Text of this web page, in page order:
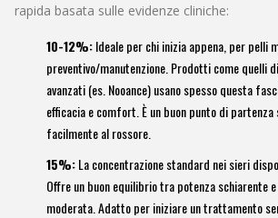
rapida basata sulle evidenze cliniche:
10-12%:Ideale per chi inizia appena, per pelli
preventivo/manutenzione. Prodotti come quelli
avanzati (es. Nooance) usano spesso questa
efficacia e comfort. È un buon punto di partenza
facilmente al rossore.
15%:La concentrazione standard nei sieri
Offre un buon equilibrio tra potenza schiarente
moderata. Adatto per iniziare un trattamento